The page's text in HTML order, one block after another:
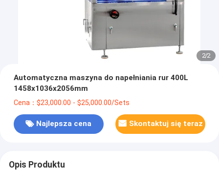
2/2
Automatyczna maszyna do napełniania rur 400L
1458x1036x2056mm
Cena：$23,000.00 - $25,000.00/Sets
Najlepsza cena Skontaktuj się teraz
Opis Produktu